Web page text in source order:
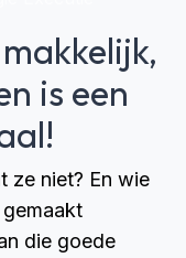
is een
ze niet? En wie
die goede